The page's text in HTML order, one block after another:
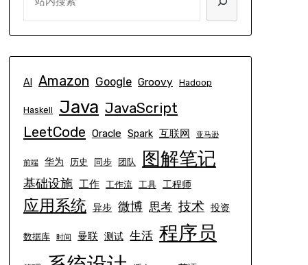
AI Amazon Google Groovy Hadoop
Haskell Java JavaScript
LeetCode Oracle Spark 互联网 亚马逊
前端 华为 历史 同步 团队 图解笔记
基础设施 工作 工作流 工具 工程师
应用系统 异步 微博 思考 技术 投资
数据库 时间 曼联 测试 生活 程序员